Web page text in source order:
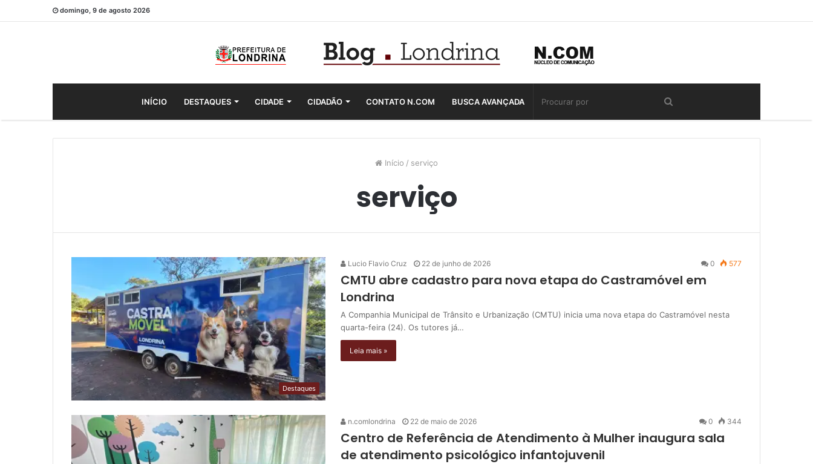
domingo, 9 de agosto 2026
INÍCIO DESTAQUES CIDADE CIDADÃO CONTATO N.COM BUSCA AVANÇADA
Início / serviço
serviço
Destaques
Lucio Flavio Cruz 22 de junho de 2026 0 577
CMTU abre cadastro para nova etapa do Castramóvel em
Londrina
A Companhia Municipal de Trânsito e Urbanização (CMTU) inicia uma nova etapa do Castramóvel nesta
quarta-feira (24). Os tutores já…
Leia mais »
n.comlondrina 22 de maio de 2026 0 344
Centro de Referência de Atendimento à Mulher inaugura sala
de atendimento psicológico infantojuvenil